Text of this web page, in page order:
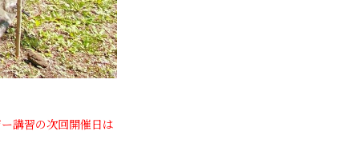
講習の次回開催日は